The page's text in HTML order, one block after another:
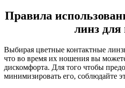
Правила
линз для
Выбирая цветные контактные
что во время их ношения вы
дискомфорта. Для того чтобы
минимизировать его, соблюдайте